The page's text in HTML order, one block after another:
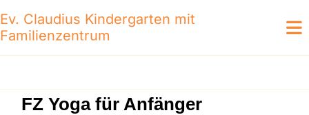
Ev. Claudius Kindergarten mit
Familienzentrum
FZ Yoga für Anfänger